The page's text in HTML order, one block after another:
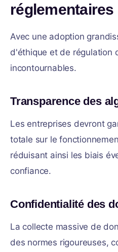
réglementaires
Avec une adoption
d'éthique et de régulation
incontournables.
Transparence des
Les entreprises devront
totale sur le
réduisant ainsi les biais
confiance.
Confidentialité des
La collecte massive de
des normes rigoureuses,